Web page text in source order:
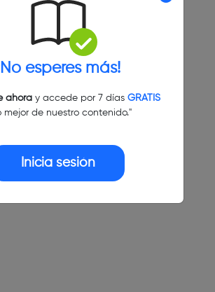
esperes más!
ahoray accede por 7 días GRATIS
mejor de nuestro contenido."
Inicia sesión